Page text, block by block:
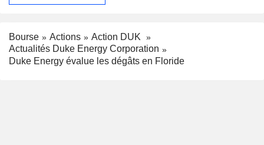
Bourse Actions
Action DUK
Actualités Duke Energy Corporation
Duke Energy évalue les dégâts en Floride